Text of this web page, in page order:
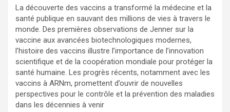
La découverte des vaccins a transformé la médecine et la
santé publique en sauvant des millions de vies à travers le
monde. Des premières observations de Jenner sur la
vaccine aux avancées biotechnologiques modernes,
l’histoire des vaccins illustre l’importance de l’innovation
scientifique et de la coopération mondiale pour protéger la
santé humaine. Les progrès récents, notamment avec les
vaccins à ARNm, promettent d’ouvrir de nouvelles
perspectives pour le contrôle et la prévention des maladies
dans les décennies à venir